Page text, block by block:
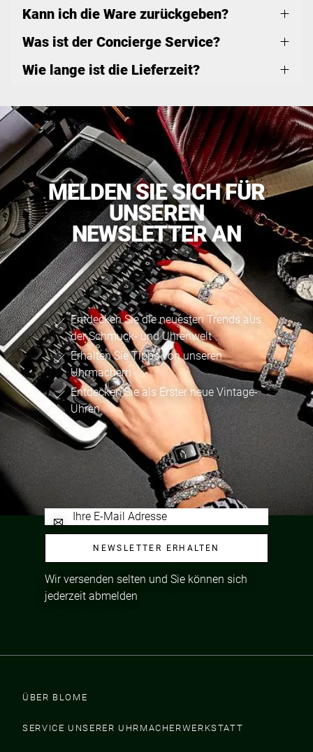
Kann ich die Ware zurückgeben?
Was ist der Concierge Service?
Wie lange ist die Lieferzeit?
MELDEN SIE SICH FÜR
UNSEREN
NEWSLETTER AN
Entdecken Sie die neuesten Trends aus
der Schmuck- und Uhrenwelt
Erhalten Sie Tipps von unseren
Uhrmachern
Entdecken Sie als Erster neue Vintage-
Uhren
NEWSLETTER ERHALTEN
Wir versenden selten und Sie können sich
jederzeit abmelden
ÜBER BLOME
SERVICE UNSERER UHRMACHERWERKSTATT